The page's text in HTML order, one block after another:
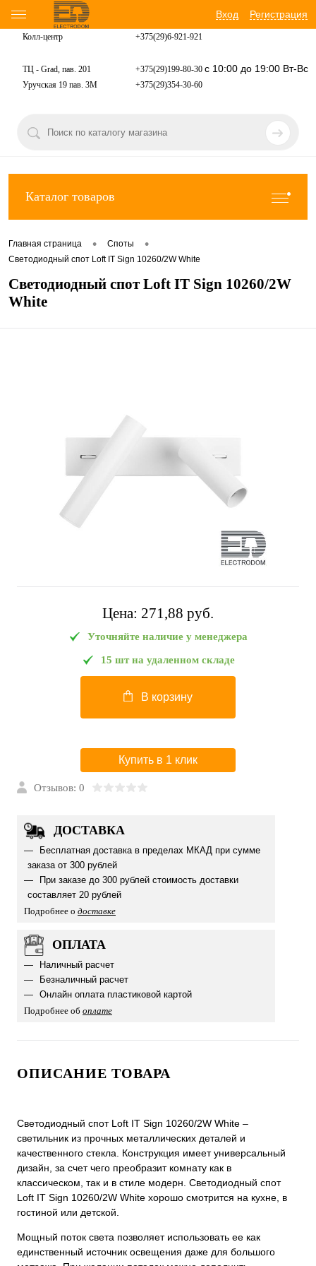
Вход Регистрация
Колл-центр +375(29)6-921-921
ТЦ - Grad, пав. 201 +375(29)199-80-30 с 10:00 до 19:00 Вт-Вс
Уручская 19 пав. 3М +375(29)354-30-60
Каталог товаров
Главная страница • Споты •
Светодиодный спот Loft IT Sign 10260/2W White
Светодиодный спот Loft IT Sign 10260/2W
White
Цена: 271,88 pуб.
Уточняйте наличие у менеджера
15 шт на удаленном складе
В корзину
Купить в 1 клик
Отзывов: 0
ДОСТАВКА
Бесплатная доставка в пределах МКАД при сумме
заказа от 300 рублей
При заказе до 300 рублей стоимость доставки
составляет 20 рублей
Подробнее о доставке
ОПЛАТА
Наличный расчет
Безналичный расчет
Онлайн оплата пластиковой картой
Подробнее об оплате
ОПИСАНИЕ ТОВАРА
Светодиодный спот Loft IT Sign 10260/2W White –
светильник из прочных металлических деталей и
качественного стекла. Конструкция имеет универсальный
дизайн, за счет чего преобразит комнату как в
классическом, так и в стиле модерн. Светодиодный спот
Loft IT Sign 10260/2W White хорошо смотрится на кухне, в
гостиной или детской.
Мощный поток света позволяет использовать ее как
единственный источник освещения даже для большого